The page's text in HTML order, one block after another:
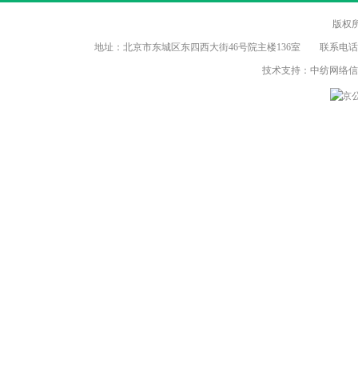
版权
地址：北京市东城区东四西大街46号院主楼136室 联系电
技术支持：中纺网络
京